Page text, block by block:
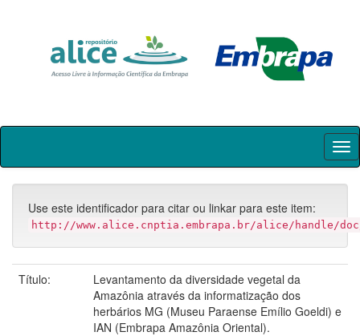
Skip
Use este identificador para citar ou linkar para este item:
http://www.alice.cnptia.embrapa.br/alice/handle/
Título:
Levantamento da diversidade vegetal da
Amazônia através da informatização dos
herbários MG (Museu Paraense Emílio Goeldi) e
IAN (Embrapa Amazônia Oriental).